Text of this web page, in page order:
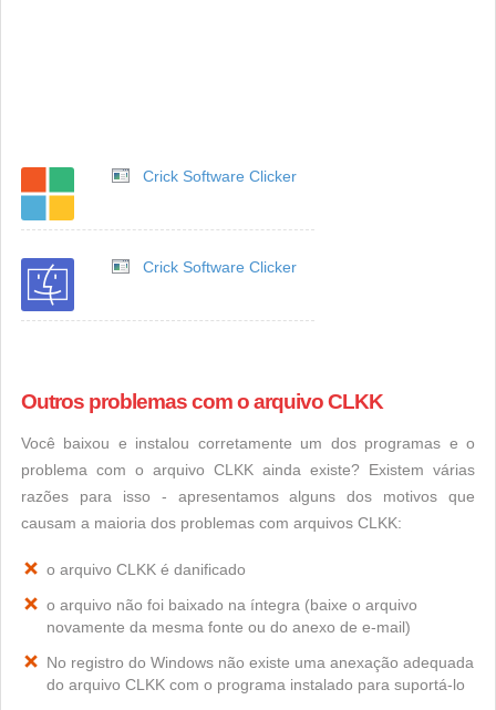
Crick Software Clicker
Crick Software Clicker
Outros problemas com o arquivo CLKK
Você baixou e instalou corretamente um dos programas e o
problema com o arquivo CLKK ainda existe? Existem várias
razões para isso - apresentamos alguns dos motivos que
causam a maioria dos problemas com arquivos CLKK:
o arquivo CLKK é danificado
o arquivo não foi baixado na íntegra (baixe o arquivo
novamente da mesma fonte ou do anexo de e-mail)
No registro do Windows não existe uma anexação adequada
do arquivo CLKK com o programa instalado para suportá-lo